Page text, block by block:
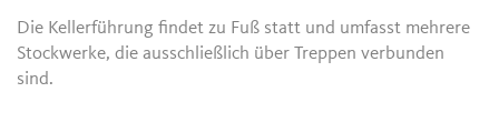
Die Kellerführung findet zu Fuß statt und umfasst mehrere
Stockwerke, die ausschließlich über Treppen verbunden
sind.